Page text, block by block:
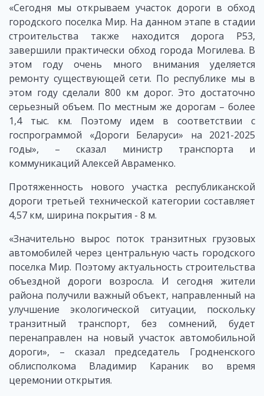
«Сегодня мы открываем участок дороги в обход
городского поселка Мир. На данном этапе в стадии
строительства также находится дорога Р53,
завершили практически обход города Могилева. В
этом году очень много внимания уделяется
ремонту существующей сети. По республике мы в
этом году сделали 800 км дорог. Это достаточно
серьезный объем. По местным же дорогам – более
1,4 тыс. км. Поэтому идем в соответствии с
госпрограммой «Дороги Беларуси» на 2021-2025
годы», – сказал министр транспорта и
коммуникаций Алексей Авраменко.
Протяженность нового участка республиканской
дороги третьей технической категории составляет
4,57 км, ширина покрытия - 8 м.
«Значительно вырос поток транзитных грузовых
автомобилей через центральную часть городского
поселка Мир. Поэтому актуальность строительства
объездной дороги возросла. И сегодня жители
района получили важный объект, направленный на
улучшение экологической ситуации, поскольку
транзитный транспорт, без сомнений, будет
перенаправлен на новый участок автомобильной
дороги», – сказал председатель Гродненского
облисполкома Владимир Караник во время
церемонии открытия.